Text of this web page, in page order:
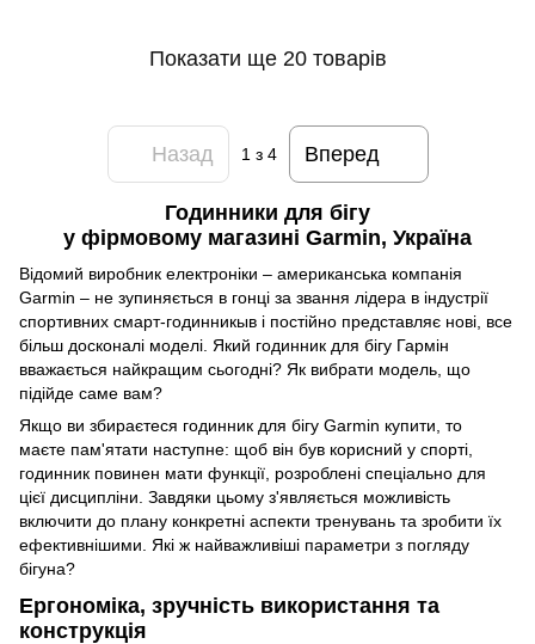
Показати ще 20 товарів
Назад 1з 4 Вперед
Годинники для бігу
у фірмовому магазині Garmin, Україна
Відомий виробник електроніки – американська компанія
Garmin – не зупиняється в гонці за звання лідера в індустрії
спортивних смарт-годинникыв і постійно представляє нові, все
більш досконалі моделі. Який годинник для бігу Гармін
вважається найкращим сьогодні? Як вибрати модель, що
підійде саме вам?
Якщо ви збираєтеся годинник для бігу Garmin купити, то
маєте пам'ятати наступне: щоб він був корисний у спорті,
годинник повинен мати функції, розроблені спеціально для
цієї дисципліни. Завдяки цьому з'являється можливість
включити до плану конкретні аспекти тренувань та зробити їх
ефективнішими. Які ж найважливіші параметри з погляду
бігуна?
Ергономіка, зручність використання та
конструкція